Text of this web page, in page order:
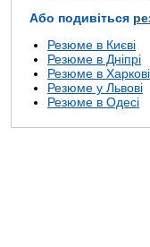
Або подивіться
Резюме в Києві
Резюме в Дніпрі
Резюме в Харкові
Резюме у Львові
Резюме в Одесі